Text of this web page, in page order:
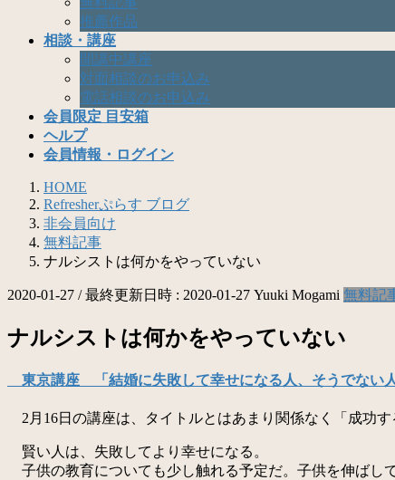
推薦作品
相談・講座
開講中講座
対面相談のお申込み
電話相談のお申込み
会員限定 目安箱
ヘルプ
会員情報・ログイン
HOME
Refresherぷらす ブログ
非会員向け
無料記事
ナルシストは何かをやっていない
2020-01-27 / 最終更新日時 : 2020-01-27 Yuuki Mogami 無料記
ナルシストは何かをやっていない
東京講座 「結婚に失敗して幸せになる人、そうでない人
2月16日の講座は、タイトルとはあまり関係なく「成功
賢い人は、失敗してより幸せになる。
子供の教育についても少し触れる予定だ。子供を伸ばし